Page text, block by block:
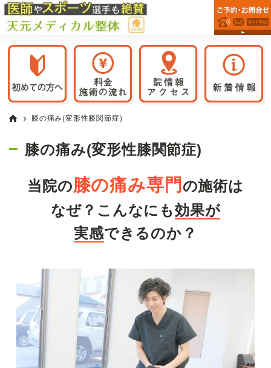
Skip
to
primary
navigation
Skip
to
main
content
Skip
to
primary
sidebar
前
橋
市
の
整
な
ら
天
元
デ
前
橋
で
膝・
首
肩・
home chevron_right 膝の痛み(変形性膝関節症)
膝の痛み(変形性膝関節症)
当院の膝の痛み専門 の施術は
なぜ？こんなにも効果が
実感できるのか？